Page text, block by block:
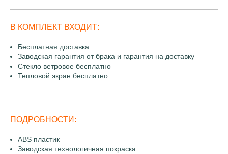
В КОМПЛЕКТ ВХОДИТ:
Бесплатная доставка
Заводская гарантия от брака и гарантия на доставку
Стекло ветровое бесплатно
Тепловой экран бесплатно
ПОДРОБНОСТИ:
ABS пластик
Заводская технологичная покраска